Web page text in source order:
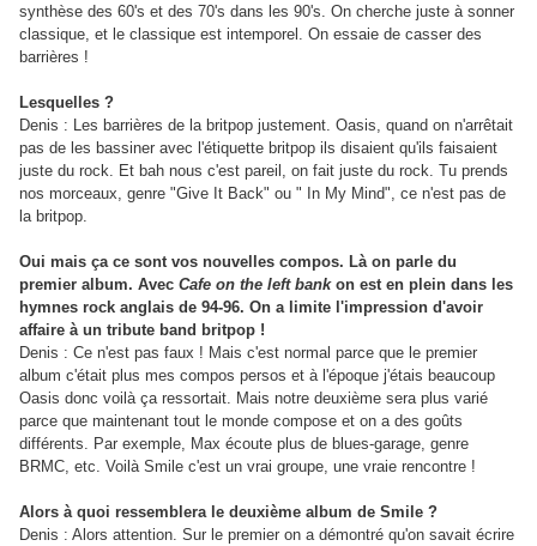
synthèse des 60's et des 70's dans les 90's. On cherche juste à sonner
classique, et le classique est intemporel. On essaie de casser des
barrières !
Lesquelles ?
Denis : Les barrières de la britpop justement. Oasis, quand on n'arrêtait
pas de les bassiner avec l'étiquette britpop ils disaient qu'ils faisaient
juste du rock. Et bah nous c'est pareil, on fait juste du rock. Tu prends
nos morceaux, genre "Give It Back" ou " In My Mind", ce n'est pas de
la britpop.
Oui mais ça ce sont vos nouvelles compos. Là on parle du
premier album. Avec Cafe on the left bankon est en plein dans les
hymnes rock anglais de 94-96. On a limite l'impression d'avoir
affaire à un tribute band britpop !
Denis : Ce n'est pas faux ! Mais c'est normal parce que le premier
album c'était plus mes compos persos et à l'époque j'étais beaucoup
Oasis donc voilà ça ressortait. Mais notre deuxième sera plus varié
parce que maintenant tout le monde compose et on a des goûts
différents. Par exemple, Max écoute plus de blues-garage, genre
BRMC, etc. Voilà Smile c'est un vrai groupe, une vraie rencontre !
Alors à quoi ressemblera le deuxième album de Smile ?
Denis : Alors attention. Sur le premier on a démontré qu'on savait écrire